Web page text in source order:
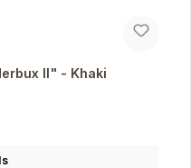
II" - Khaki